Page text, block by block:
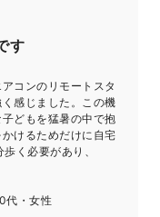
す
コンのリモートスタ
感じました。この機
どもを猛暑の中で抱
けるためだけに自宅
く必要があり、
代・女性